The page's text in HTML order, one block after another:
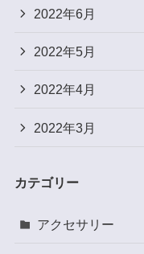
2022年6月
2022年5月
2022年4月
2022年3月
カテゴリー
アクセサリー